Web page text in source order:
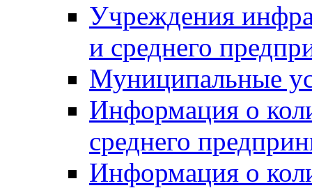
Учреждения
и среднего
Муниципальные
Информация о
среднего
Информация о